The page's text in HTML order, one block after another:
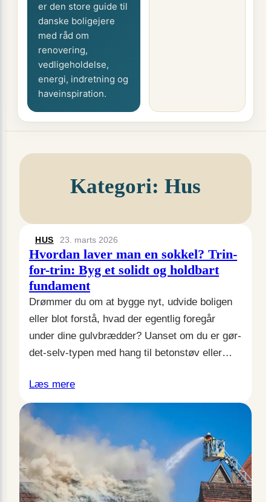
er den store guide til
danske boligejere
med råd om
renovering,
vedligeholdelse,
energi, indretning og
haveinspiration.
Kategori: Hus
HUS 23. marts 2026
Hvordan laver man en sokkel? Trin-
for-trin: Byg et solidt og holdbart
fundament
Drømmer du om at bygge nyt, udvide boligen
eller blot forstå, hvad der egentlig foregår
under dine gulvbrædder? Uanset om du er gør-
det-selv-typen med hang til betonstøv eller…
Læs mere